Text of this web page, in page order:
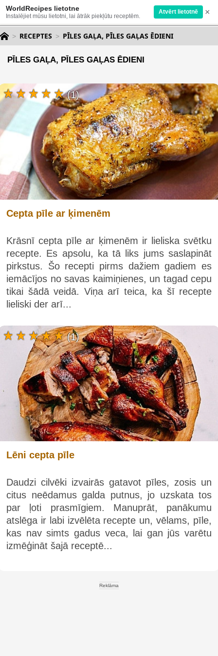
WorldRecipes lietotne
Instalējiet mūsu lietotni, lai ātrāk piekļūtu receptēm.
Atvērt lietotnē ×
RECEPTES PĪLES GAĻA, PĪLES GAĻAS ĒDIENI
PĪLES GAĻA, PĪLES GAĻAS ĒDIENI
Cepta pīle ar ķimenēm
Krāsnī cepta pīle ar ķimenēm ir lieliska svētku
recepte. Es apsolu, ka tā liks jums saslapināt
pirkstus. Šo recepti pirms dažiem gadiem es
iemācījos no savas kaimiņienes, un tagad cepu
tikai šādā veidā. Viņa arī teica, ka šī recepte
lieliski der arī...
(1)
Lēni cepta pīle
Daudzi cilvēki izvairās gatavot pīles, zosis un
citus neēdamus galda putnus, jo uzskata tos
par ļoti prasmīgiem. Manuprāt, panākumu
atslēga ir labi izvēlēta recepte un, vēlams, pīle,
kas nav simts gadus veca, lai gan jūs varētu
izmēģināt šajā receptē...
(1)
Reklāma